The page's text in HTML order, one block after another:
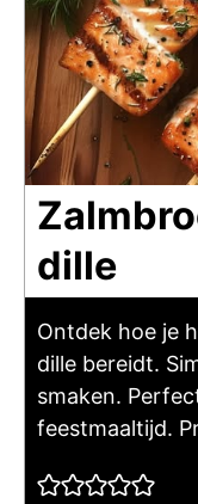
dille
Ontdek hoe je
dille bereidt.
smaken.
feestmaaltijd.